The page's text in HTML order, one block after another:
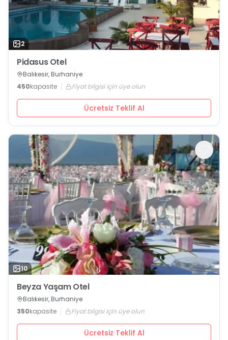
2
Pidasus Otel
Balıkesir, Burhaniye
450kapasite Fiyat bilgisi için üye olun
Ücretsiz Teklif Al
10
Beyza Yaşam Otel
Balıkesir, Burhaniye
350kapasite Fiyat bilgisi için üye olun
Ücretsiz Teklif Al